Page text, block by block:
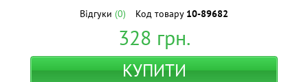
Відгуки (0) Код товару 10-89682
328 грн.
КУПИТИ